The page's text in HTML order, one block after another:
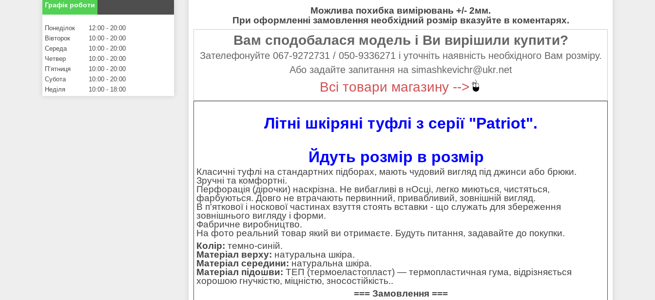
Можлива похибка вимірювань +/- 2мм.
При оформленні замовлення необхідний розмір вказуйте в коментарях.
Вам сподобалася модель і Ви вирішили купити?
Зателефонуйте 067-9272731 / 050-9336271 і уточніть наявність необхідного Вам розміру.
Або задайте запитання на simashkevichr@ukr.net
Всі товари магазину -->
Літні шкіряні туфлі з серії "Patriot".
Йдуть розмір в розмір
Класичні туфлі на стандартних підборах, мають чудовий вигляд під джинси або брюки.
Зручні та комфортні.
Перфорація (дірочки) наскрізна. Не вибагливі в нОсці, легко миються, чистяться,
фарбуються. Довго не втрачають первинний, привабливий, зовнішній вигляд.
В п'яткової і носкової частинах взуття стоять вставки - що служать для збереження
зовнішнього вигляду і форми.
Фабричне виробництво.
На фото реальний товар який ви отримаєте. Будуть питання, задавайте до покупки.
Колір: темно-синій.
Матеріал верху: натуральна шкіра.
Матеріал середини:натуральна шкіра.
Матеріал підошви: ТЕП (термоеластопласт) — термопластичная гума, відрізняється
хорошою гнучкістю, міцністю, зносостійкість..
=== Замовлення ===
Графік роботи
Понеділок 12:00
20:00
Вівторок
10:00
20:00
Середа
10:00
20:00
Четвер
10:00
20:00
Пʼятниця
10:00
20:00
Субота
10:00
20:00
Неділя
10:00 18:00